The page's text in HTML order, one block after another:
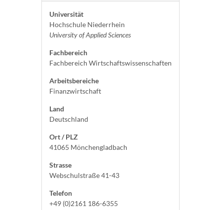
Universität
Hochschule Niederrhein
University of Applied Sciences
Fachbereich
Fachbereich Wirtschaftswissenschaften
Arbeitsbereiche
Finanzwirtschaft
Land
Deutschland
Ort / PLZ
41065 Mönchengladbach
Strasse
Webschulstraße 41-43
Telefon
+49 (0)2161 186-6355